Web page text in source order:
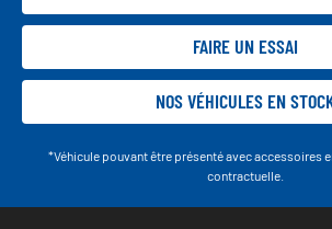
FAIRE UN ESSAI
NOS VÉHICULES EN
*Véhicule pouvant être présenté avec accessoires
contractuelle.